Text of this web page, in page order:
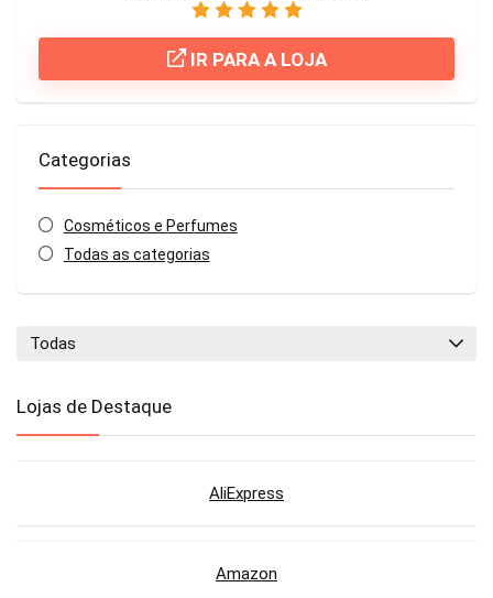
IR PARA A LOJA
Categorias
Cosméticos e Perfumes
Todas as categorias
Todas
Lojas de Destaque
AliExpress
Amazon